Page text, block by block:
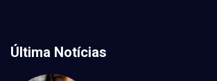
Última Notícias